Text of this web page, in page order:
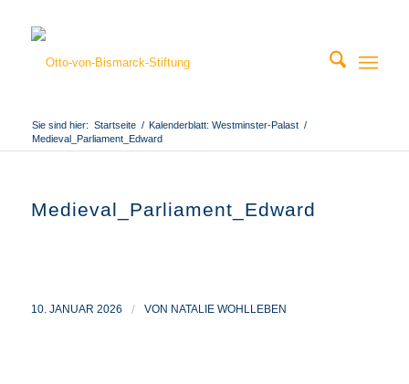
Sie sind hier: Startseite / Kalenderblatt: Westminster-Palast /
Medieval_Parliament_Edward
Medieval_Parliament_Edward
10. JANUAR 2026 / VON NATALIE WOHLLEBEN